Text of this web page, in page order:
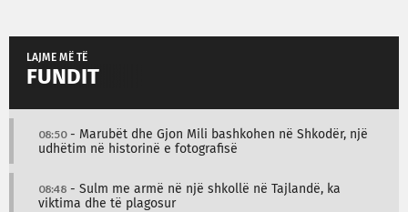
LAJME MË TË
FUNDIT
08:50- Marubët dhe Gjon Mili bashkohen në Shkodër, një
udhëtim në historinë e fotografisë
08:48 - Sulm me armë në një shkollë në Tajlandë, ka
viktima dhe të plagosur